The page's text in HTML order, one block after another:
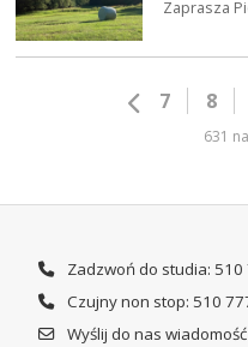
Zaprasza
7 8
631
Zadzwoń do studia: 510
Czujny non stop: 510
Wyślij do nas wiadomość